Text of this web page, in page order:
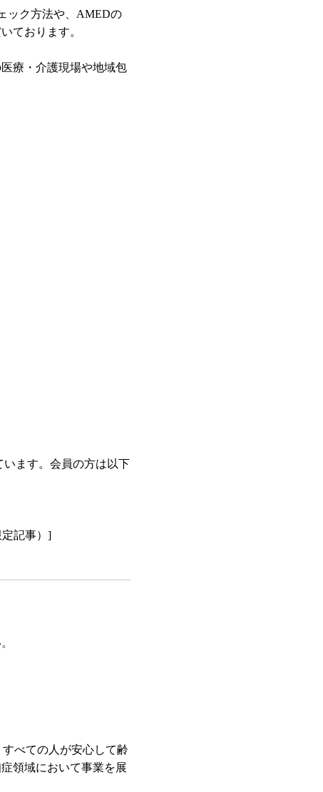
ック方法や、AMEDの
ております。
療・介護現場や地域包
ます。会員の方は以下
定記事）]
すべての人が安心して齢
領域において事業を展